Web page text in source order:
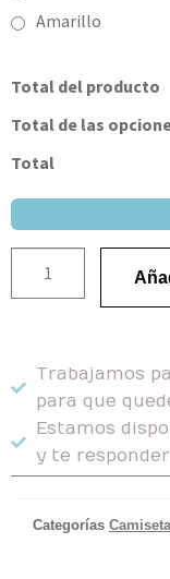
Amarillo
Total del producto
Total de las
Total
Trabajamos
para que
Estamos
y te
Categorías